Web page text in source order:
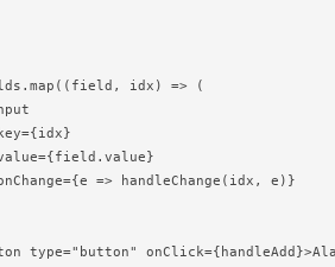
idx) => (
=> handleChange(idx, e)}
type="button"